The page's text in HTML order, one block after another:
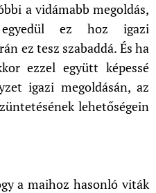
a vidámabb megoldás,
ez hoz igazi
ez tesz szabaddá. És ha
ezzel együtt képessé
igazi megoldásán, az
lehetőségein
a maihoz hasonló viták